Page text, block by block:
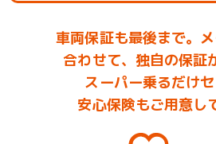
車両保証も最後まで。
合わせて、独自の保証
スーパー乗るだけ
安心保険もご用意し